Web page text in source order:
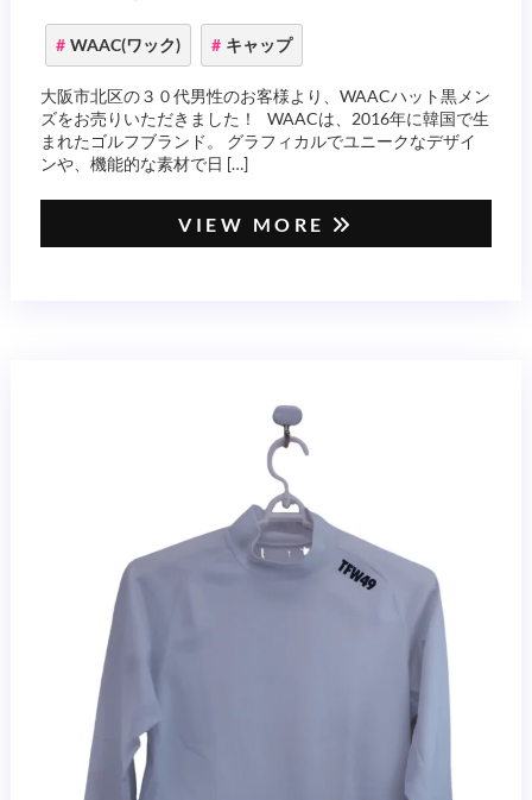
WAAC(ワック) キャップ
大阪市北区の３０代男性のお客様より、WAACハット黒メン
ズをお売りいただきました！ WAACは、2016年に韓国で生
まれたゴルフブランド。 グラフィカルでユニークなデザイ
ンや、機能的な素材で日 […]
VIEW MORE